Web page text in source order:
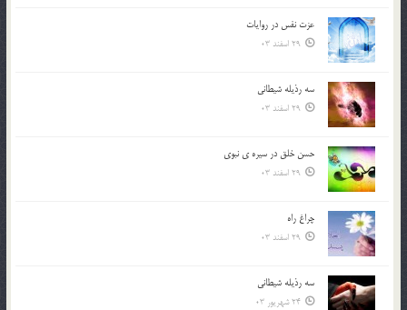
عزت نفس در روايات
29 اسفند 03
سه رذیله شیطانی
29 اسفند 03
حسن خلق در سيره ي نبوي
29 اسفند 03
چراغ راه
29 اسفند 03
سه رذیله شیطانی
24 شهریور 03